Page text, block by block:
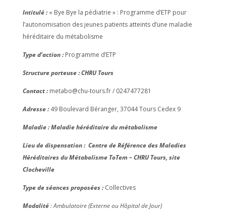
Intitulé :« Bye Bye la pédiatrie » : Programme d’ETP pour
l’autonomisation des jeunes patients atteints d’une maladie
héréditaire du métabolisme
Type d’action :Programme d’ETP
Structure porteuse :CHRU Tours
Contact :metabo@chu-tours.fr / 0247477281
Adresse :49 Boulevard Béranger, 37044 Tours Cedex 9
Maladie :Maladie héréditaire du métabolisme
Lieu de dispensation : Centre de Référence des Maladies
Héréditaires du Métabolisme ToTem – CHRU Tours, site
Clocheville
Type de séances proposées :Collectives
Modalité: Ambulatoire (Externe ou Hôpital de Jour)